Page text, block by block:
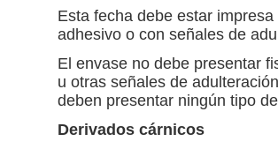
Esta fecha debe estar
adhesivo o con señales de
El envase no debe presentar
u otras señales de
deben presentar ningún tipo
Derivados cárnicos